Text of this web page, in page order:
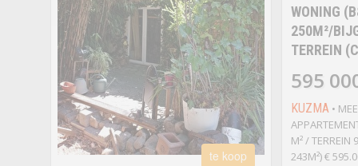
te koop
WONING
250M²/
TERREIN
595
KUZMA•
M² / TERREIN
243M²) €